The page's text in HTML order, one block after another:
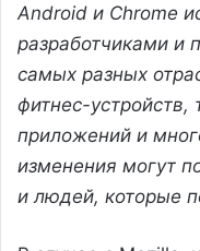
Android и Chrome
разработчиками и
самых разных
фитнес-устройств,
приложений и
изменения могут
и людей, которые